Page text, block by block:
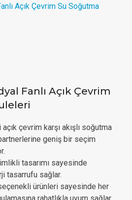
Açık Çevrim Su Soğutma
Fanlı Açık Çevrim
çevrim karşı akışlı soğutma
geniş bir seçim
tasarımı sayesinde
tasarrufu sağlar.
ürünleri sayesinde her
rahatlıkla uyum sağlar.